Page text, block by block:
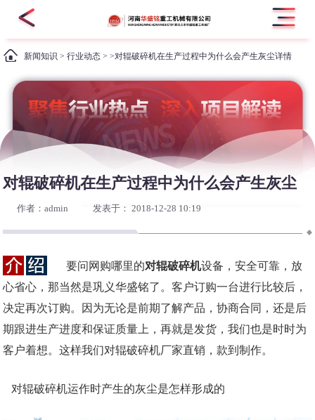
新闻知识 >行业动态 > >对辊破碎机在生产过程中为什么会产生灰尘详情
对辊破碎机在生产过程中为什么会产生灰尘
作者：admin 发表于： 2018-12-28 10:19
要问网购哪里的对辊破碎机设备，安全可靠，放
心省心，那当然是巩义华盛铭了。客户订购一台进行比较后，
决定再次订购。因为无论是前期了解产品，协商合同，还是后
期跟进生产进度和保证质量上，再就是发货，我们也是时时为
客户着想。这样我们对辊破碎机厂家直销，款到制作。
对辊破碎机运作时产生的灰尘是怎样形成的